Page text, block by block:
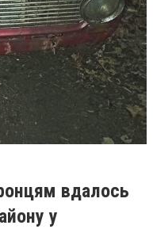
вдалось
у